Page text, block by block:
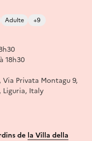
Adulte +9
18h30
Privata Montagu 9,
Liguria, Italy
de la Villa della